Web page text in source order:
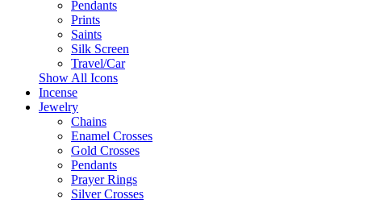
Pendants
Prints
Saints
Silk Screen
Travel/Car
Show All Icons
Incense
Jewelry
Chains
Enamel Crosses
Gold Crosses
Pendants
Prayer Rings
Silver Crosses